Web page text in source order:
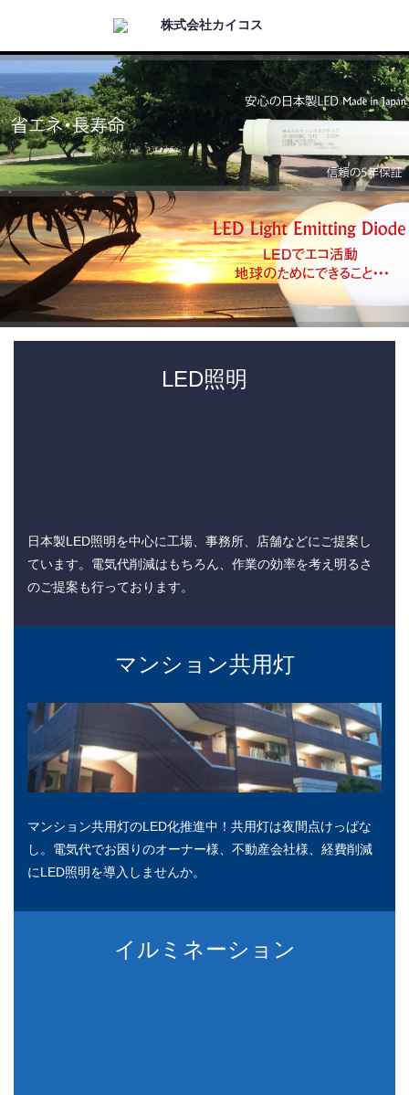
LED照明
日本製LED照明を中心に工場、事務所、店舗などにご提案し
ています。電気代削減はもちろん、作業の効率を考え明るさ
のご提案も行っております。
マンション共用灯
マンション共用灯のLED化推進中！共用灯は夜間点けっぱな
し。電気代でお困りのオーナー様、不動産会社様、経費削減
にLED照明を導入しませんか。
イルミネーション
Menu
HOME
LED照明
マンション共用灯
イルミネーション